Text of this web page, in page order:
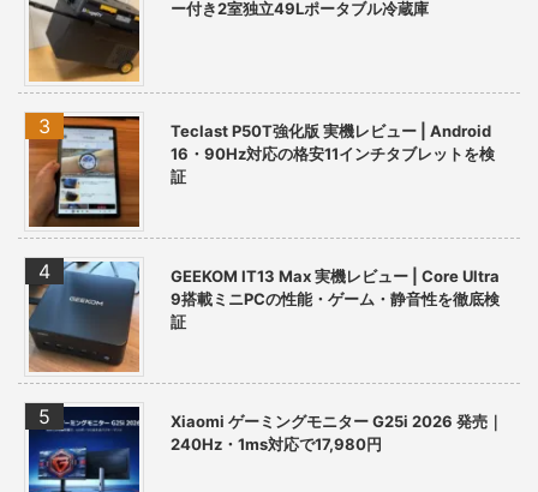
ー付き2室独立49Lポータブル冷蔵庫
Teclast P50T強化版 実機レビュー | Android
16・90Hz対応の格安11インチタブレットを検
証
GEEKOM IT13 Max 実機レビュー | Core Ultra
9搭載ミニPCの性能・ゲーム・静音性を徹底検
証
Xiaomi ゲーミングモニター G25i 2026 発売｜
240Hz・1ms対応で17,980円